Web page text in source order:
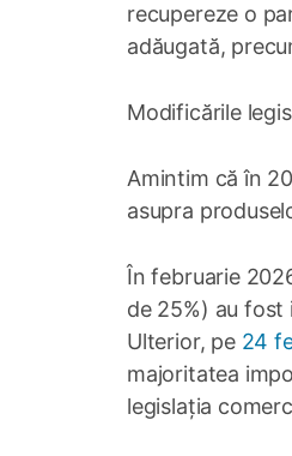
recupereze o
adăugată,
Modificările
Amintim că în
asupra
În februarie
de 25%) au
Ulterior, pe 24
majoritatea
legislația